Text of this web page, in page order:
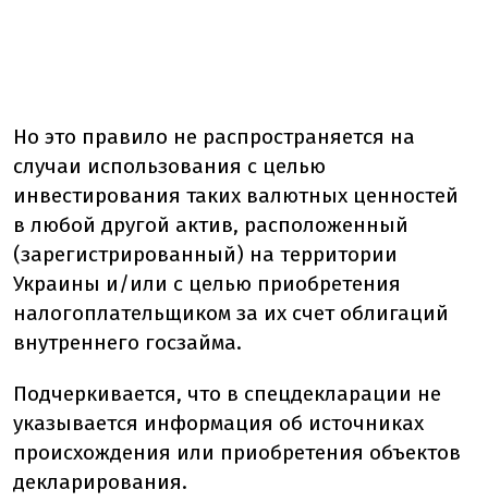
Но это правило не распространяется на
случаи использования с целью
инвестирования таких валютных ценностей
в любой другой актив, расположенный
(зарегистрированный) на территории
Украины и/или с целью приобретения
налогоплательщиком за их счет облигаций
внутреннего госзайма.
Подчеркивается, что в спецдекларации не
указывается информация об источниках
происхождения или приобретения объектов
декларирования.